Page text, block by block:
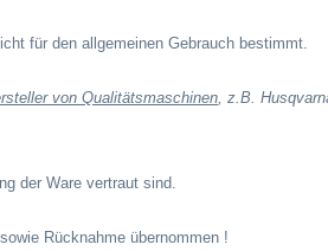
für den allgemeinen Gebrauch bestimmt.
von Qualitätsmaschinen, z.B.
der Ware vertraut sind.
Rücknahme übernommen !